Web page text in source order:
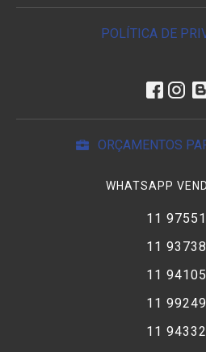
POLÍTICA DE
ORÇAMENTOS
WHATSAPP
11
11
11
11
11